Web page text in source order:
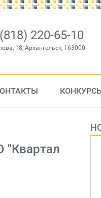
220-65-10
18, Архангельск, 163000
"Квартал